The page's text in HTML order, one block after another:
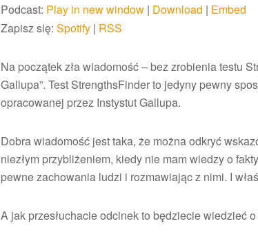
Podcast: Play in new window | Download | Embed
Zapisz się: Spotify | RSS
Na początek zła wiadomość – bez zrobienia testu
Gallupa”. Test StrengthsFinder to jedyny pewny
opracowanej przez Instystut Gallupa.
Dobra wiadomość jest taka, że można odkryć
niezłym przybliżeniem, kiedy nie mam wiedzy o
pewne zachowania ludzi i rozmawiając z nimi. I
A jak przesłuchacie odcinek to będziecie wiedzieć